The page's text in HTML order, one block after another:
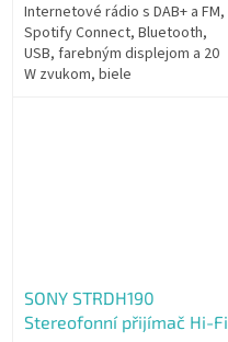
Internetové rádio s DAB+ a FM,
Spotify Connect, Bluetooth,
USB, farebným displejom a 20
W zvukom, biele
SONY STRDH190
Stereofonní přijímač Hi-Fi